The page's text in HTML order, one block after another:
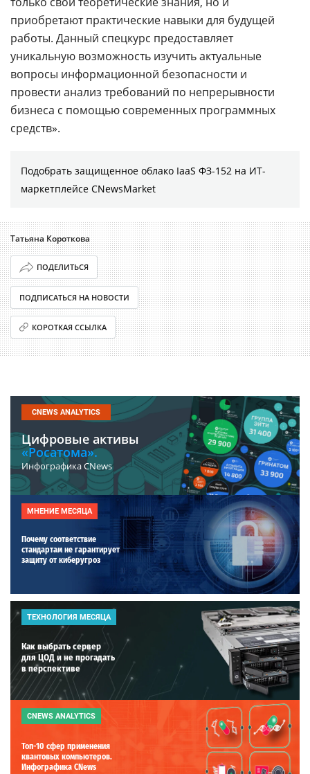
приобретают практические навыки для будущей
работы. Данный спецкурс предоставляет
уникальную возможность изучить актуальные
вопросы информационной безопасности и
провести анализ требований по непрерывности
бизнеса с помощью современных программных
средств».
Подобрать защищенное облако IaaS ФЗ-152 на ИТ-
маркетплейсе CNewsMarket
Татьяна Короткова
ПОДЕЛИТЬСЯ
ПОДПИСАТЬСЯ НА НОВОСТИ
КОРОТКАЯ ССЫЛКА
CNEWS ANALYTICS
Цифровые активы
«Росатома».
Инфографика CNews
МНЕНИЕ МЕСЯЦА
Почему соответствие
стандартам не гарантирует
защиту от киберугроз
ТЕХНОЛОГИЯ МЕСЯЦА
Как выбрать сервер
для ЦОД и не прогадать
в перспективе
CNEWS ANALYTICS
Топ-10 сфер применения
квантовых компьютеров.
Инфографика CNews